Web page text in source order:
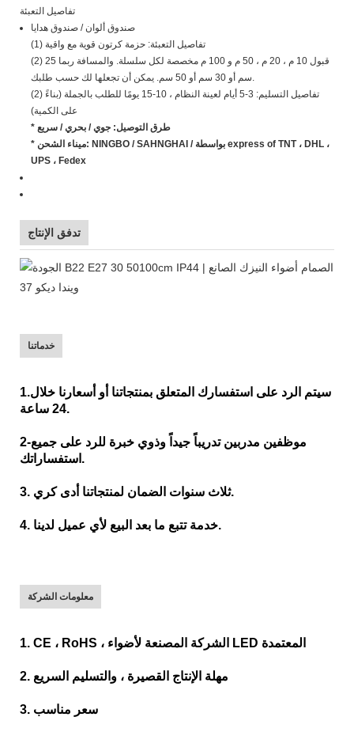
تفاصيل التعبئة
(2) قبول 10 م ، 20 م ، 50 م و 100 م مخصصة لكل سلسلة. والمسافة ربما 25
(2) تفاصيل التسليم: 3-5 أيام لعينة النظام ، 10-15 يومًا للطلب بالجملة (بناءً
* ميناء الشحن: NINGBO / SAHNGHAI / بواسطة express of TNT ، DHL ،
UPS ، Fedex
تدفق الإنتاج
خدماتنا
1.سيتم الرد على استفسارك المتعلق بمنتجاتنا أو أسعارنا خلال
24 ساعة.
2-موظفين مدربين تدريباً جيداً وذوي خبرة للرد على جميع
استفساراتك.
3. ثلاث سنوات الضمان لمنتجاتنا أدى كري.
4. خدمة تتبع ما بعد البيع لأي عميل لدينا.
معلومات الشركة
1. CE ، RoHS ، الشركة المصنعة لأضواء LED المعتمدة
2. مهلة الإنتاج القصيرة ، والتسليم السريع